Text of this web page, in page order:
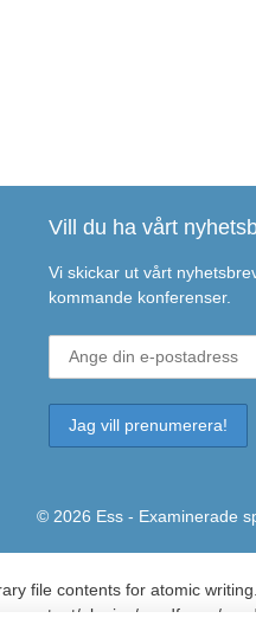
Vill du ha vårt
Vi skickar ut vårt
kommande konferenser.
© 2026 Ess - Examinerade
file contents for atomic
content/plugins/wordfence/